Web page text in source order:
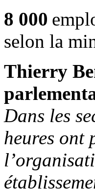
8 000
selon la
Thierry
Dans les
heures ont